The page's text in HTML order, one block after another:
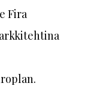
Fira